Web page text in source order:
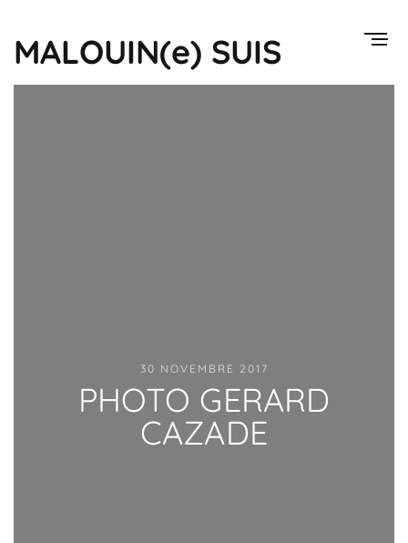
MALOUIN(e) SUIS
30 NOVEMBRE 2017
PHOTO GERARD
CAZADE